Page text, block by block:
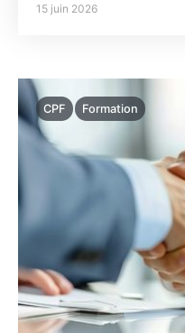
15 juin 2026
CPF Formation